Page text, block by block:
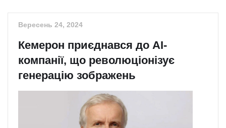
Вересень 24, 2024
Кемерон приєднався до AI-
компанії, що революціонізує
генерацію зображень